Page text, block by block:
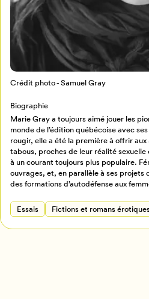
Programmation
Billetterie
Retour à l’accueil
Crédit photo - Samuel Gray
Biographie
Marie Gray a toujours aimé jouer les
monde de l’édition québécoise avec
rougir, elle a été la première à offrir
tabous, proches de leur réalité
à un courant toujours plus populaire.
ouvrages, et, en parallèle à ses projets
des formations d’autodéfense aux
Essais Fictions et romans
Pour enregistrer
connectez-vous ou
Mon
Se connecter
Créer un
Annuler